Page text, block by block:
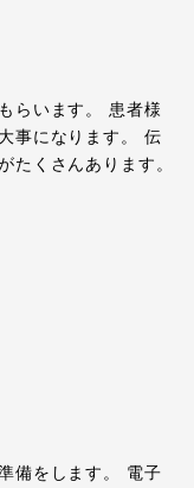
らいます。 患者様
事になります。 伝
たくさんあります。
備をします。 電子